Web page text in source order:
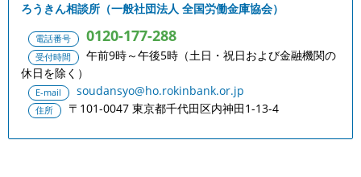
ろうきん相談所（一般社団法人 全国労働金庫協会）
電話番号 0120-177-288
受付時間
午前9時～午後5時（土日・祝日および金融機関の
休日を除く）
E-mail soudansyo@ho.rokinbank.or.jp
住所 〒101-0047 東京都千代田区内神田1-13-4